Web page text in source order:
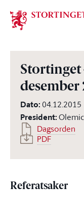
Stortinget.no
Stortinget
desember
Dato:04.12.2015
President:
Dagsorden
PDF
Referatsaker